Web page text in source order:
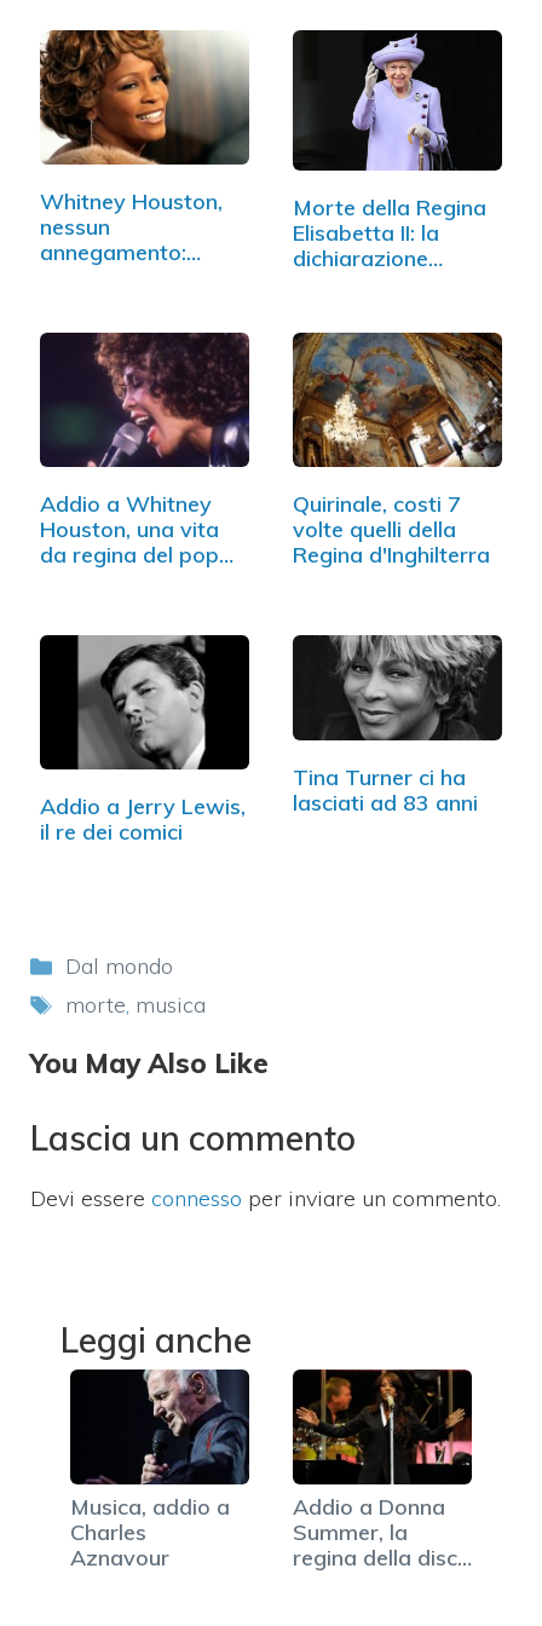
Whitney Houston,
nessun
annegamento:
Morte della Regina
Elisabetta II: la
dichiarazione…
Addio a Whitney
Houston, una vita
da regina del pop…
Quirinale, costi 7
volte quelli della
Regina d'Inghilterra
Addio a Jerry Lewis,
il re dei comici
Tina Turner ci ha
lasciati ad 83 anni
Categorie
Dal mondo
Tag
morte, musica
You May Also Like
Lascia un commento
Devi essere connesso per inviare un commento.
Leggi anche
Musica, addio a
Charles
Aznavour
Addio a Donna
Summer, la
regina della disco